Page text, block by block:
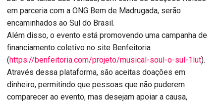
em parceria com a ONG Bem de Madrugada, serão
encaminhados ao Sul do Brasil.
Além disso, o evento está promovendo uma campanha de
financiamento coletivo no site Benfeitoria
(https://benfeitoria.com/projeto/musical-soul-o-sul-1lut).
Através dessa plataforma, são aceitas doações em
dinheiro, permitindo que pessoas que não puderem
comparecer ao evento, mas desejam apoiar a causa,